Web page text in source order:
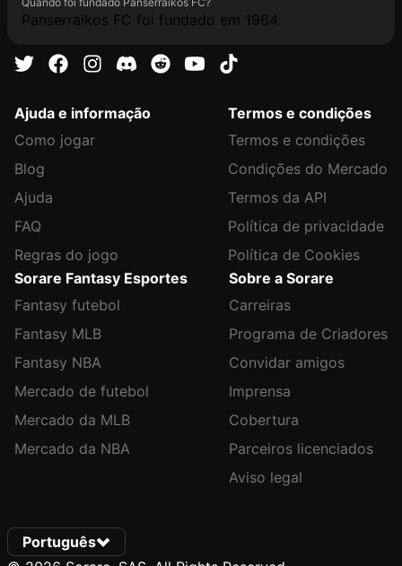
Panserraikos FC foi fundado em 1964.
Ajuda e informação
Como jogar
Blog
Ajuda
FAQ
Regras do jogo
Termos e condições
Termos e condições
Condições do Mercado
Termos da API
Política de privacidade
Política de Cookies
Sorare Fantasy Esportes
Fantasy futebol
Fantasy MLB
Fantasy NBA
Mercado de futebol
Mercado da MLB
Mercado da NBA
Sobre a Sorare
Carreiras
Programa de Criadores
Convidar amigos
Imprensa
Cobertura
Parceiros licenciados
Aviso legal
Português